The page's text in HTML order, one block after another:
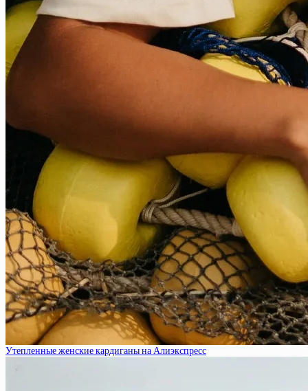
Утепленные женские кардиганы на Алиэкспресс